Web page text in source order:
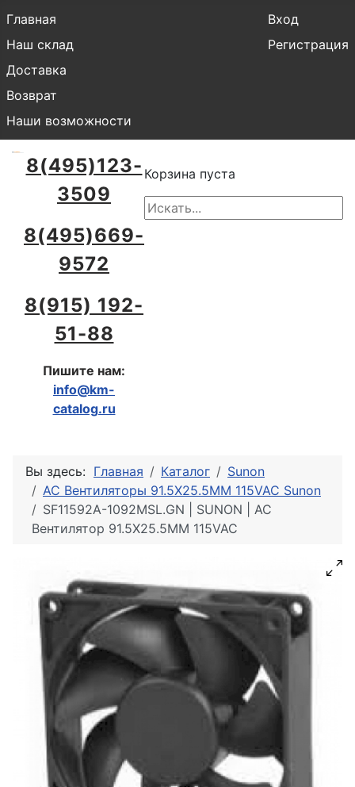
Главная
Наш склад
Доставка
Возврат
Наши возможности
Вход
Регистрация
8(495)123-
3509
8(495)669-
9572
8(915) 192-
51-88
Пишите нам:
info@km-
catalog.ru
Корзина пуста
Вы здесь: Главная Каталог
Sunon
AC Вентиляторы 91.5X25.5MM 115VAC Sunon
SF11592A-1092MSL.GN | SUNON | AC
Вентилятор 91.5X25.5MM 115VAC